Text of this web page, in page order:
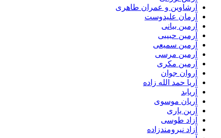
آرشاوین و عمران طاهری
آرمان علیدوست
آرمین بیانی
آرمین حبیبی
آرمین سمیعی
آرمین مرسی
آرمین مکری
آروان جوان
آریا حمد الله زاده
آریابد
آریان موسوی
آرین یاری
آزاد طوسی
آزاد نیرومندزاده